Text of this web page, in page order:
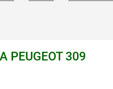
PEUGEOT 309